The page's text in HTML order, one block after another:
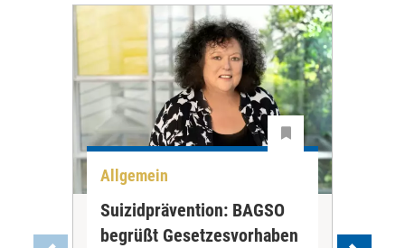
Allgemein
Suizidprävention: BAGSO
begrüßt Gesetzesvorhaben